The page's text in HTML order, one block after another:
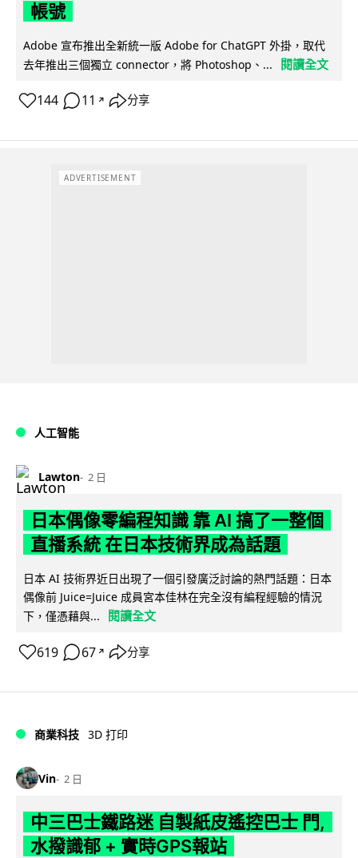
帳號
Adobe 宣布推出全新統一版 Adobe for ChatGPT 外掛，取代
去年推出三個獨立 connector，將 Photoshop、...
閱讀全文
144 11 ↗ 分享
ADVERTISEMENT
人工智能
Lawton 2 日
日本偶像零編程知識 靠 AI 搞了一整個
直播系統 在日本技術界成為話題
日本 AI 技術界近日出現了一個引發廣泛討論的熱門話題：日本
偶像前 Juice=Juice 成員宮本佳林在完全沒有編程經驗的情況
下，僅憑藉與...
閱讀全文
619 67 ↗ 分享
商業科技 3D 打印
Vin 2 日
中三巴士鐵路迷 自製紙皮遙控巴士 門,
水撥識郁 + 實時GPS報站